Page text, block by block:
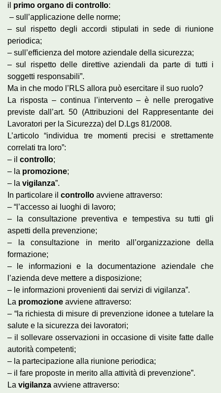
il primo organo di controllo:
– sull’applicazione delle norme;
– sul rispetto degli accordi stipulati in sede di riunione
periodica;
– sull’efficienza del motore aziendale della sicurezza;
– sul rispetto delle direttive aziendali da parte di tutti i
soggetti responsabili”.
Ma in che modo l’RLS allora può esercitare il suo ruolo?
La risposta – continua l’intervento – è nelle prerogative
previste dall’art. 50 (Attribuzioni del Rappresentante dei
Lavoratori per la Sicurezza) del D.Lgs 81/2008.
L’articolo “individua tre momenti precisi e strettamente
correlati tra loro”:
– il controllo;
– la promozione;
– la vigilanza”.
In particolare il controllo avviene attraverso:
– “l’accesso ai luoghi di lavoro;
– la consultazione preventiva e tempestiva su tutti gli
aspetti della prevenzione;
– la consultazione in merito all’organizzazione della
formazione;
– le informazioni e la documentazione aziendale che
l’azienda deve mettere a disposizione;
– le informazioni provenienti dai servizi di vigilanza”.
La promozione avviene attraverso:
– “la richiesta di misure di prevenzione idonee a tutelare la
salute e la sicurezza dei lavoratori;
– il sollevare osservazioni in occasione di visite fatte dalle
autorità competenti;
– la partecipazione alla riunione periodica;
– il fare proposte in merito alla attività di prevenzione”.
La vigilanza avviene attraverso: